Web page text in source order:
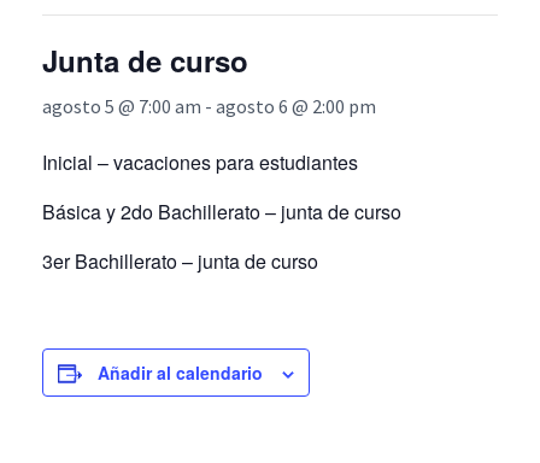
Junta de curso
agosto 5 @ 7:00 am - agosto 6 @ 2:00 pm
Inicial – vacaciones para estudiantes
Básica y 2do Bachillerato – junta de curso
3er Bachillerato – junta de curso
Añadir al calendario